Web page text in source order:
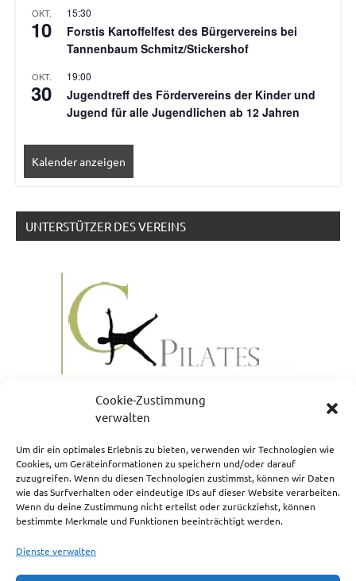
Cookie-Zustimmung
verwalten
Um dir ein optimales Erlebnis zu bieten, verwenden wir Technologien wie
Cookies, um Geräteinformationen zu speichern und/oder darauf
zuzugreifen. Wenn du diesen Technologien zustimmst, können wir Daten
wie das Surfverhalten oder eindeutige IDs auf dieser Website verarbeiten.
Wenn du deine Zustimmung nicht erteilst oder zurückziehst, können
bestimmte Merkmale und Funktionen beeinträchtigt werden.
Dienste verwalten
OKT.
10
15:30
Forstis Kartoffelfest des Bürgervereins bei
Tannenbaum Schmitz/Stickershof
OKT.
30
19:00
Jugendtreff des Fördervereins der Kinder und
Jugend für alle Jugendlichen ab 12 Jahren
Kalender anzeigen
UNTERSTÜTZER DES VEREINS
NEWSLETTERANMELDUNG